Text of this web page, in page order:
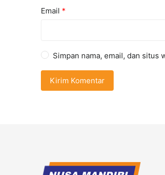
Email *
Simpan nama, email, dan situs